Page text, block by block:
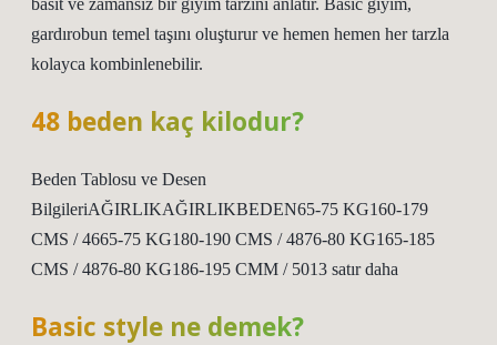
basit ve zamansız bir giyim tarzını anlatır. Basic giyim,
gardırobun temel taşını oluşturur ve hemen hemen her tarzla
kolayca kombinlenebilir.
48 beden kaç kilodur?
Beden Tablosu ve Desen
BilgileriAĞIRLIKAĞIRLIKBEDEN65-75 KG160-179
CMS / 4665-75 KG180-190 CMS / 4876-80 KG165-185
CMS / 4876-80 KG186-195 CMM / 5013 satır daha
Basic style ne demek?